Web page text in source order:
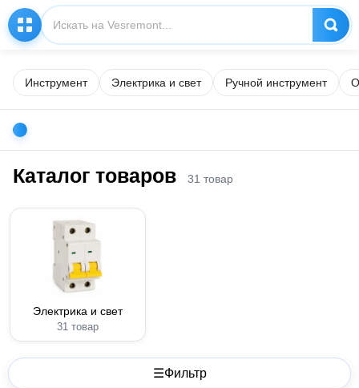
Инструмент Электрика и свет Ручной инструмент
Каталог товаров 31 товар
Электрика и свет
31 товар
☰Фильтр